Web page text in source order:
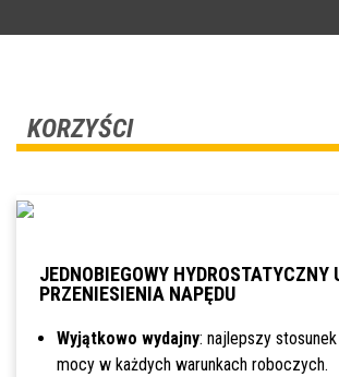
KORZYŚCI
JEDNOBIEGOWY HYDROSTATYCZNY
PRZENIESIENIA NAPĘDU
Wyjątkowo wydajny: najlepszy
mocy w każdych warunkach roboczych.